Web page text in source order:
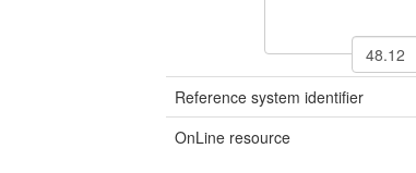
Reference system identifier
OnLine resource